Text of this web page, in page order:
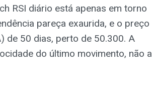
RSI diário está apenas em torno
pareça exaurida, e o preço
de 50 dias, perto de 50.300. A
do último movimento, não a